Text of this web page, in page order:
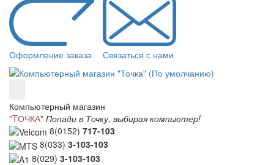
Оформление заказа Связаться с нами
Компьютерный магазин
"TОЧКА" Попади в Точку, выбирая компьютер!
8(0152) 717-103
8(033) 3-103-103
8(029) 3-103-103